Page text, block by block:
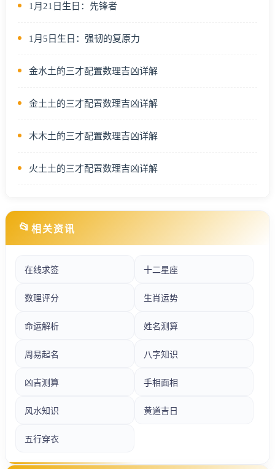
1月21日生日：先锋者
1月5日生日：强韧的复原力
金水土的三才配置数理吉凶详解
金土土的三才配置数理吉凶详解
木木土的三才配置数理吉凶详解
火土土的三才配置数理吉凶详解
📂 相关资讯
在线求签 十二星座
数理评分 生肖运势
命运解析 姓名测算
周易起名 八字知识
凶吉测算 手相面相
风水知识 黄道吉日
五行穿衣